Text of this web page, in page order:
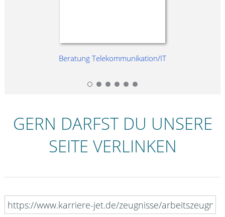
Beratung Telekommunikation/IT
GERN DARFST DU UNSERE
SEITE VERLINKEN